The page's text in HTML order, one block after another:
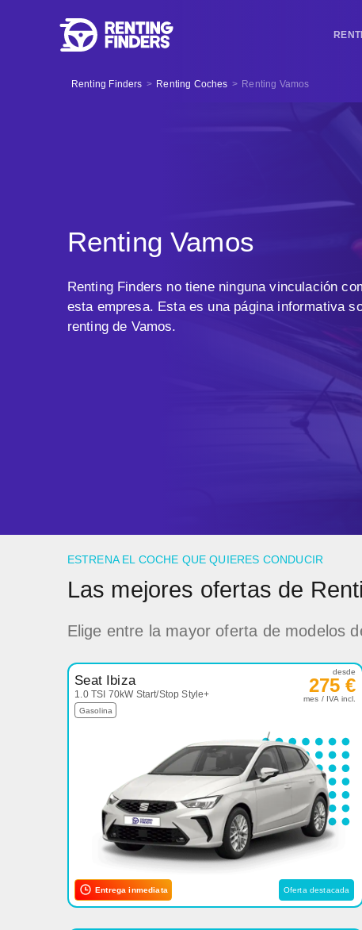
Renting Finders > Renting Coches > Renting Vamos
Renting Vamos
Renting Finders no tiene ninguna vinculación
esta empresa. Esta es una página informativa
renting de Vamos.
ESTRENA EL COCHE QUE QUIERES CONDUCIR
Las mejores ofertas de
Elige entre la mayor oferta de modelos
Seat Ibiza
1.0 TSI 70kW Start/Stop Style+
Gasolina
desde
275 €
mes / IVA incl.
Entrega inmediata Oferta destacada